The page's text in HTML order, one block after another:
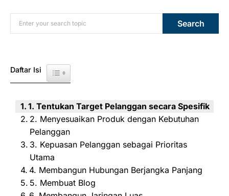
Search for: Search
Daftar Isi Toggle Table of Content
1. Tentukan Target Pelanggan secara Spesifik
2. Menyesuaikan Produk dengan Kebutuhan
Pelanggan
3. Kepuasan Pelanggan sebagai Prioritas
Utama
4. Membangun Hubungan Berjangka Panjang
5. Membuat Blog